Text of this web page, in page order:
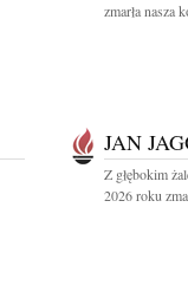
zmarła nasza
JAN
Z głębokim
2026 roku